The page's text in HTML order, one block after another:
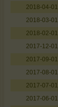
2018-04-01
2018-03-01
2018-02-01
2017-12-01
2017-09-01
2017-08-01
2017-07-01
2017-06-01